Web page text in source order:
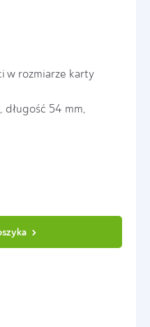
w rozmiarze karty
długość 54 mm,